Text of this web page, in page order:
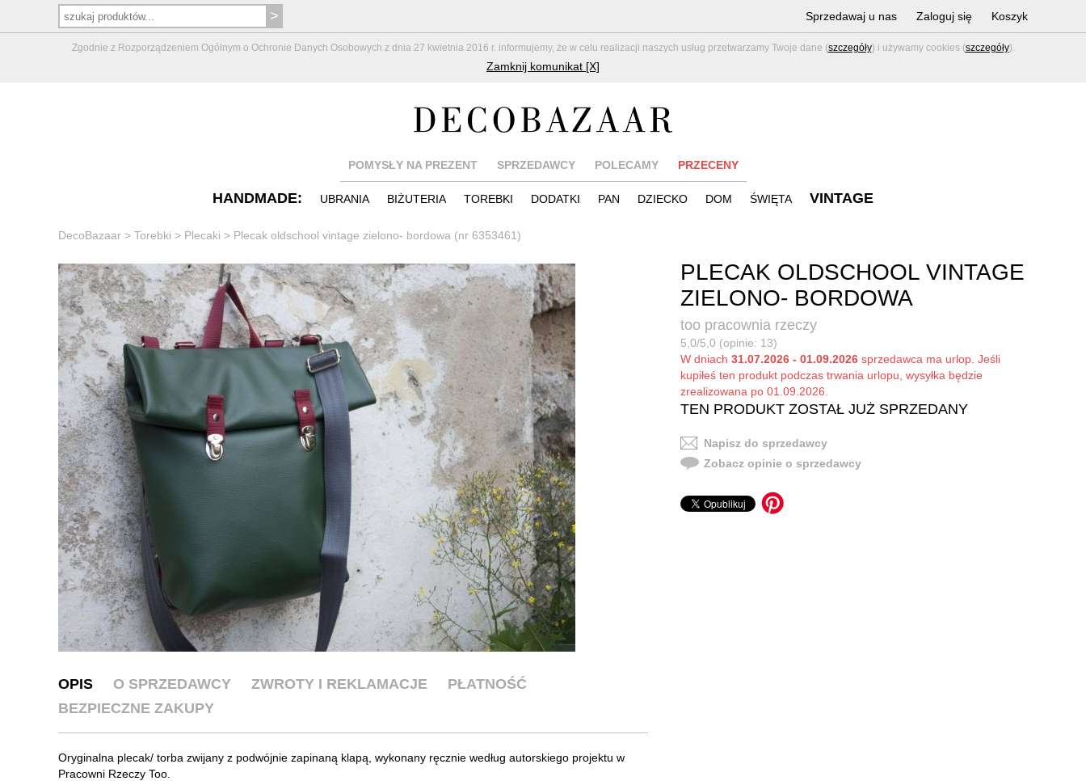
Zgodnie z Rozporządzeniem Ogólnym o Ochronie Danych Osobowych z dnia 27 kwietnia 2016 r. informujemy, że w celu realizacji naszych usług przetwarzamy Twoje dane (szczegóły) i używamy cookies (szczegóły).
Zamknij komunikat [X]
Sprzedawaj u nas Zaloguj się Koszyk
POMYSŁY NA PREZENT SPRZEDAWCY POLECAMY PRZECENY
HANDMADE: UBRANIA BIŻUTERIA TOREBKI DODATKI PAN DZIECKO DOM ŚWIĘTA VINTAGE
DecoBazaar > Torebki > Plecaki > Plecak oldschool vintage zielono- bordowa (nr 6353461)
PLECAK OLDSCHOOL VINTAGE
ZIELONO- BORDOWA
too pracownia rzeczy
5,0/5,0 (opinie: 13)
W dniach 31.07.2026 - 01.09.2026 sprzedawca ma urlop. Jeśli
kupiłeś ten produkt podczas trwania urlopu, wysyłka będzie
zrealizowana po 01.09.2026.
TEN PRODUKT ZOSTAŁ JUŻ SPRZEDANY
Napisz do sprzedawcy
Zobacz opinie o sprzedawcy
OPIS O SPRZEDAWCY ZWROTY I REKLAMACJE
PŁATNOŚĆ
BEZPIECZNE ZAKUPY
Oryginalna plecak/ torba zwijany z podwójnie zapinaną klapą, wykonany ręcznie według autorskiego projektu w
Pracowni Rzeczy Too.